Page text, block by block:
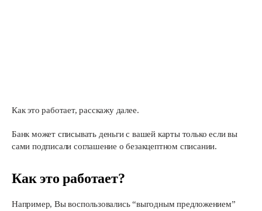
Как это работает, расскажу далее.
Банк может списывать деньги с вашей карты только если вы
сами подписали соглашение о безакцептном списании.
Как это работает?
Например, Вы воспользовались “выгодным предложением”